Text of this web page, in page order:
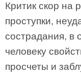
Критик скор на
проступки,
сострадания, в
человеку
просчеты и